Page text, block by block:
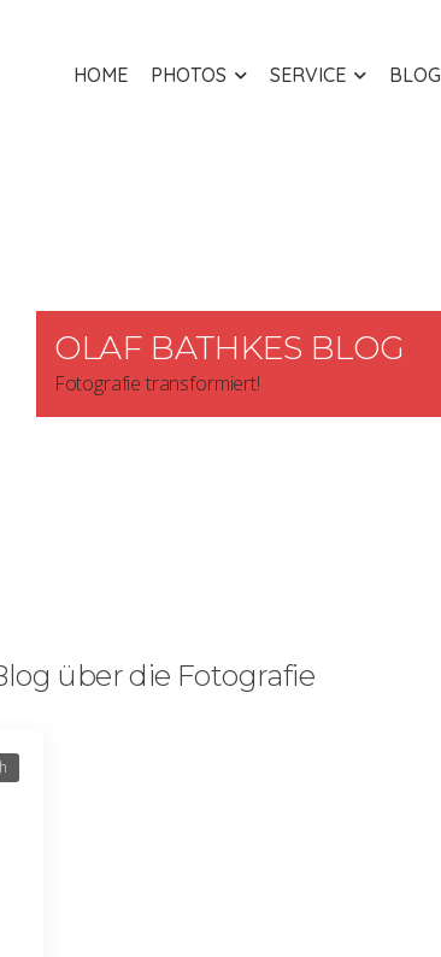
HOME PHOTOS SERVICE BLOG
OLAF BATHKES BLOG
Fotografie transformiert!
über die Fotografie